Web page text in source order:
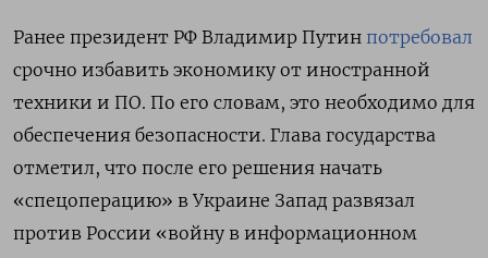
Ранее президент РФ Владимир Путин потребовал
срочно избавить экономику от иностранной
техники и ПО. По его словам, это необходимо для
обеспечения безопасности. Глава государства
отметил, что после его решения начать
«спецоперацию» в Украине Запад развязал
против России «войну в информационном